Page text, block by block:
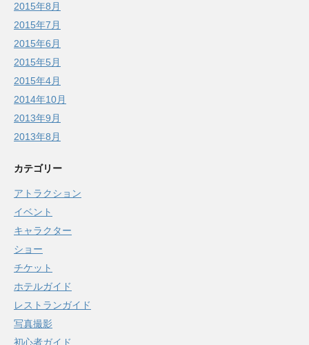
2015年8月
2015年7月
2015年6月
2015年5月
2015年4月
2014年10月
2013年9月
2013年8月
カテゴリー
アトラクション
イベント
キャラクター
ショー
チケット
ホテルガイド
レストランガイド
写真撮影
初心者ガイド